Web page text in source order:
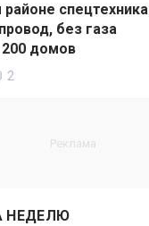
спецтехника
без газа
200 домов
2
НЕДЕЛЮ